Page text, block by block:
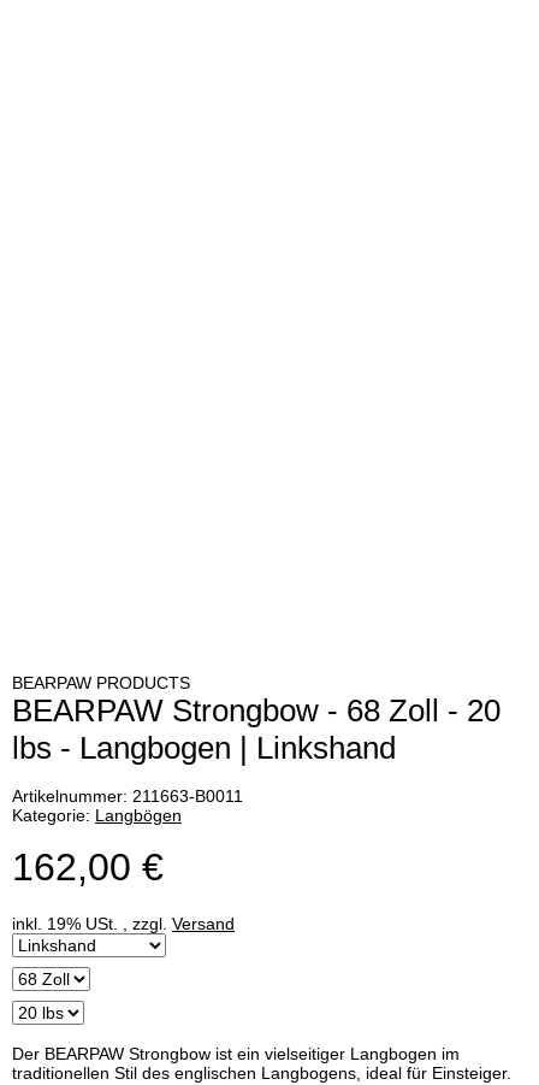
BEARPAW PRODUCTS
BEARPAW Strongbow - 68 Zoll - 20
lbs - Langbogen | Linkshand
Artikelnummer: 211663-B0011
Kategorie: Langbögen
162,00 €
inkl. 19% USt. , zzgl. Versand
Der BEARPAW Strongbow ist ein vielseitiger Langbogen im
traditionellen Stil des englischen Langbogens, ideal für Einsteiger.